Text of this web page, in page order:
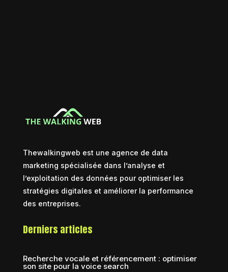
Thewalkingweb est une agence de data
marketing spécialisée dans l’analyse et
l’exploitation des données pour optimiser les
stratégies digitales et améliorer la performance
des entreprises.
Derniers articles
Recherche vocale et référencement : optimiser
son site pour la voice search